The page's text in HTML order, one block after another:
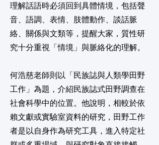
理解話語時必須回到具體情境，包括聲
音、語調、表情、肢體動作、談話脈
絡、關係與文類等，提醒大家，質性研
究十分重視「情境」與脈絡化的理解。
何浩慈老師則以「民族誌與人類學田野
工作」為題，介紹民族誌式田野調查在
社會科學中的位置。他說明，相較於依
賴文獻或實驗室資料的研究，田野工作
者是以自身作為研究工具，進入特定社